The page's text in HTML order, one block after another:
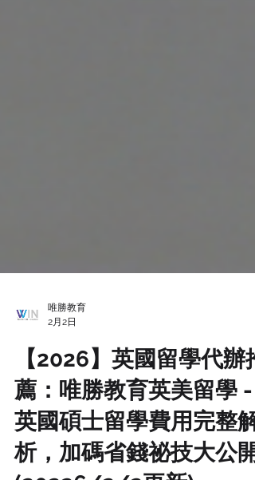
2月2日
【2026】英國留學代辦推
薦：唯勝教育英美留學 -
英國碩士留學費用完整解